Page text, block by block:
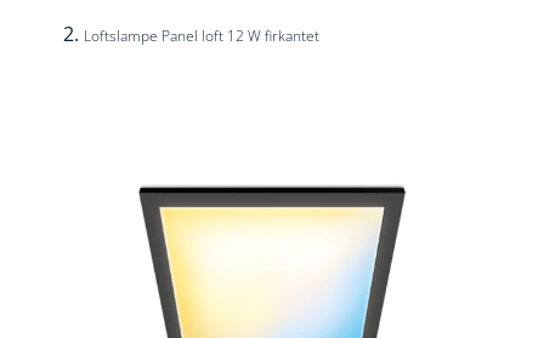
Loftslampe Panel loft 12 W firkantet